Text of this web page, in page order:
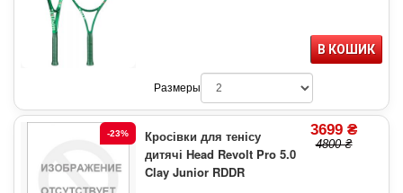
В КОШИК
Размеры
-23%
Кросівки для тенісу
дитячі Head Revolt Pro 5.0
Clay Junior RDDR
3699 ₴
4800 ₴